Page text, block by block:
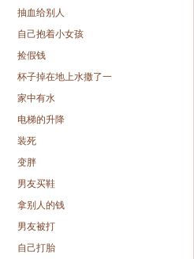
抽血给别人
自己抱着小女孩
捡假钱
杯子掉在地上水撒了一
家中有水
电梯的升降
装死
变胖
男友买鞋
拿别人的钱
男友被打
自己打胎